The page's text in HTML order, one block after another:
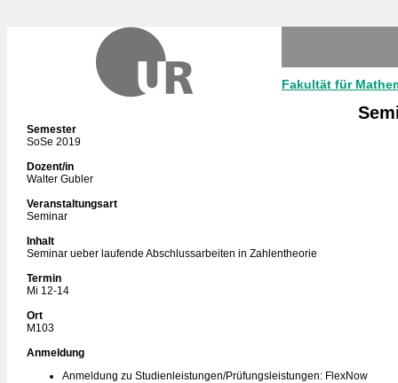
Fakultät für
Semester
SoSe 2019
Dozent/in
Walter Gubler
Veranstaltungsart
Seminar
Inhalt
Seminar ueber laufende Abschlussarbeiten in Zahlentheorie
Termin
Mi 12-14
Ort
M103
Anmeldung
Anmeldung zu Studienleistungen/Prüfungsleistungen: FlexNow